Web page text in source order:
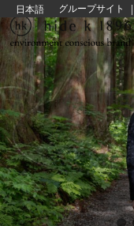
hide kasuga グループサイト |
日本語